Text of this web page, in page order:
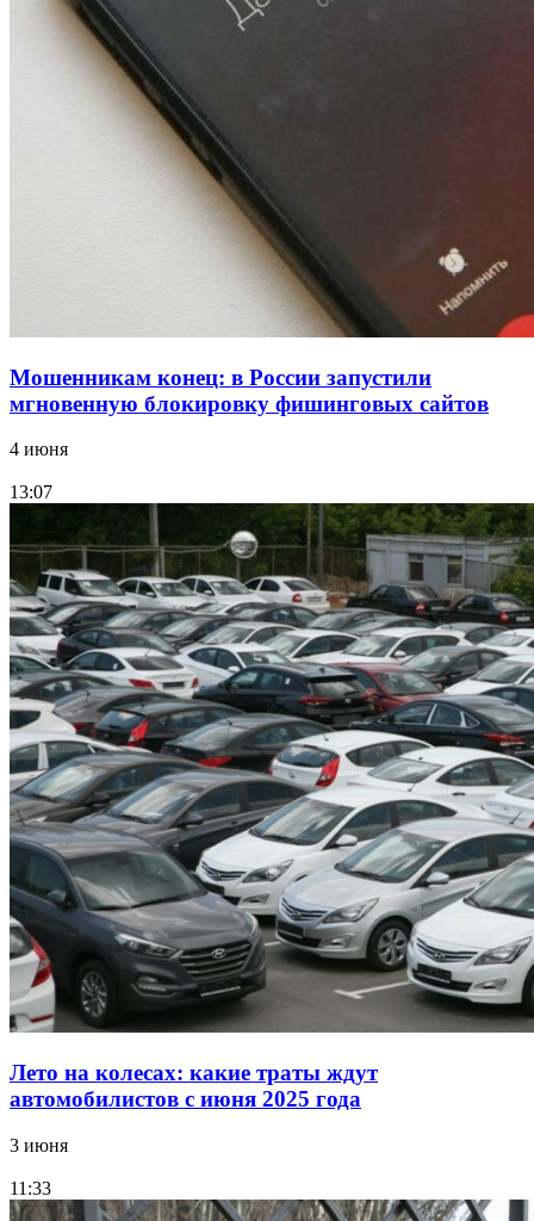
Сладкий праздник в Волгограде: в Центральном
парке прошёл фестиваль „Арбузный переполох“
Волгоградские компании нарастили экспорт:
заключены контракты на 3,6 млн долларов
Мошенникам конец: в России запустили
мгновенную блокировку фишинговых сайтов
4 июня
13:07
Лето на колесах: какие траты ждут
автомобилистов с июня 2025 года
3 июня
11:33